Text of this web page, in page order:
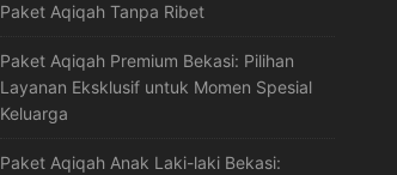
Paket Aqiqah Tanpa Ribet
Paket Aqiqah Premium Bekasi: Pilihan
Layanan Eksklusif untuk Momen Spesial
Keluarga
Paket Aqiqah Anak Laki-laki Bekasi: